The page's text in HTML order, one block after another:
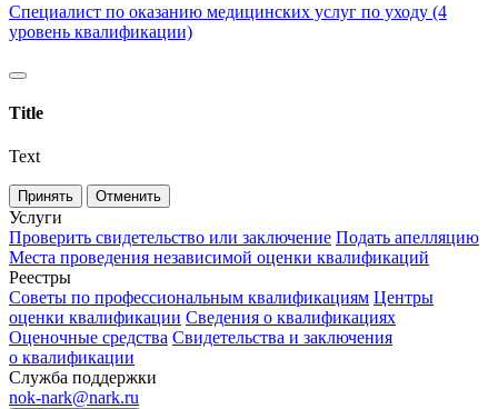
Специалист по оказанию медицинских услуг по уходу (4
уровень квалификации)
Title
Text
Принять Отменить
Услуги
Проверить свидетельство или заключение Подать апелляцию
Места проведения независимой оценки квалификаций
Реестры
Советы по профессиональным квалификациям Центры
оценки квалификации Сведения о квалификациях
Оценочные средства Свидетельства и заключения
о квалификации
Служба поддержки
nok-nark@nark.ru